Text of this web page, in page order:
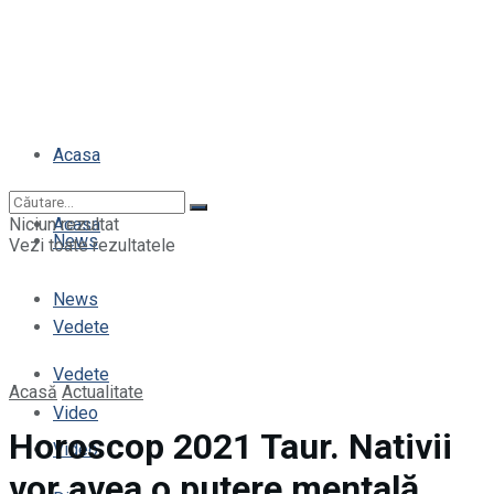
Acasa
News
Vedete
Video
Acasa
News
Vedete
Video
Niciun rezultat
Vezi toate rezultatele
Acasă Actualitate
Horoscop 2021 Taur. Nativii